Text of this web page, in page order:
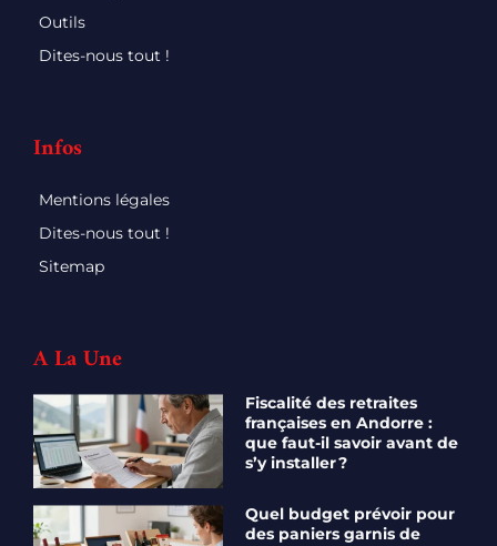
Outils
Dites-nous tout !
Infos
Mentions légales
Dites-nous tout !
Sitemap
A La Une
Fiscalité des retraites
françaises en Andorre :
que faut-il savoir avant de
s’y installer ?
Quel budget prévoir pour
des paniers garnis de